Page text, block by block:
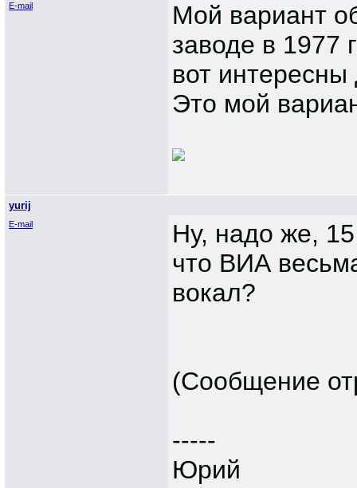
E-mail
Мой вариант
заводе в 1977
вот
Это мой
yurij
E-mail
Ну, надо же,
что ВИА
вокал?
(Сообщение
-----
Юрий